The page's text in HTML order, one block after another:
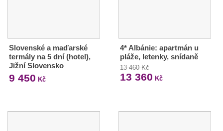
Slovenské a maďarské
termály na 5 dní (hotel),
Jižní Slovensko
9 450 Kč
4* Albánie: apartmán u
pláže, letenky, snídaně
13 460 Kč
13 360 Kč